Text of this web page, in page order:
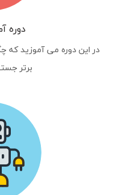
دوره
در این دوره می آموزید که
برتر